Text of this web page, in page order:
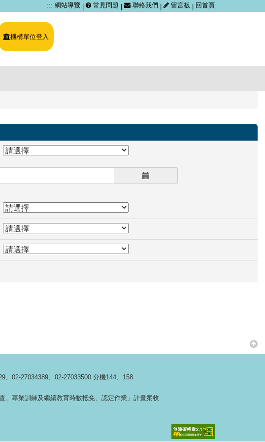
跳
主
要
內
區
::: 網站導覽 常見問題 聯絡我們 留言板 回首頁
機構單位登入
02-27034389、02-27033500 分機144、158
、專業訓練及繼續教育時數抵免、認定作業」計畫案收